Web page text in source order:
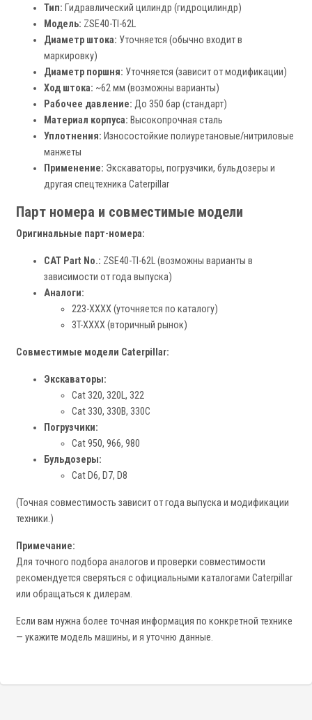
Тип: Гидравлический цилиндр (гидроцилиндр)
Модель: ZSE40-TI-62L
Диаметр штока: Уточняется (обычно входит в
маркировку)
Диаметр поршня: Уточняется (зависит от модификации)
Ход штока: ~62 мм (возможны варианты)
Рабочее давление: До 350 бар (стандарт)
Материал корпуса: Высокопрочная сталь
Уплотнения: Износостойкие полиуретановые/нитриловые
манжеты
Применение: Экскаваторы, погрузчики, бульдозеры и
другая спецтехника Caterpillar
Парт номера и совместимые модели
Оригинальные парт-номера:
CAT Part No.: ZSE40-TI-62L (возможны варианты в
зависимости от года выпуска)
Аналоги:
223-XXXX (уточняется по каталогу)
3T-XXXX (вторичный рынок)
Совместимые модели Caterpillar:
Экскаваторы:
Cat 320, 320L, 322
Cat 330, 330B, 330C
Погрузчики:
Cat 950, 966, 980
Бульдозеры:
Cat D6, D7, D8
(Точная совместимость зависит от года выпуска и модификации
техники.)
Примечание:
Для точного подбора аналогов и проверки совместимости
рекомендуется сверяться с официальными каталогами Caterpillar
или обращаться к дилерам.
Если вам нужна более точная информация по конкретной технике
— укажите модель машины, и я уточню данные.